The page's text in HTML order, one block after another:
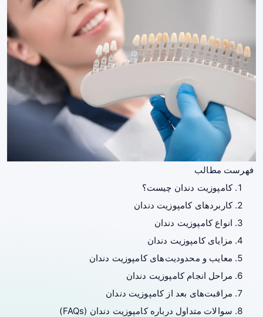
فهرست مطالب
کامپوزیت دندان چیست؟
کاربردهای کامپوزیت دندان
انواع کامپوزیت دندان
مزایای کامپوزیت دندان
معایب و محدودیت‌های کامپوزیت دندان
مراحل انجام کامپوزیت دندان
مراقبت‌های بعد از کامپوزیت دندان
سوالات متداول درباره کامپوزیت دندان (FAQs)